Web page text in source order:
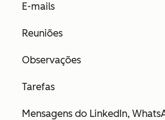
E-mails
Reuniões
Observações
Tarefas
Mensagens do LinkedIn,